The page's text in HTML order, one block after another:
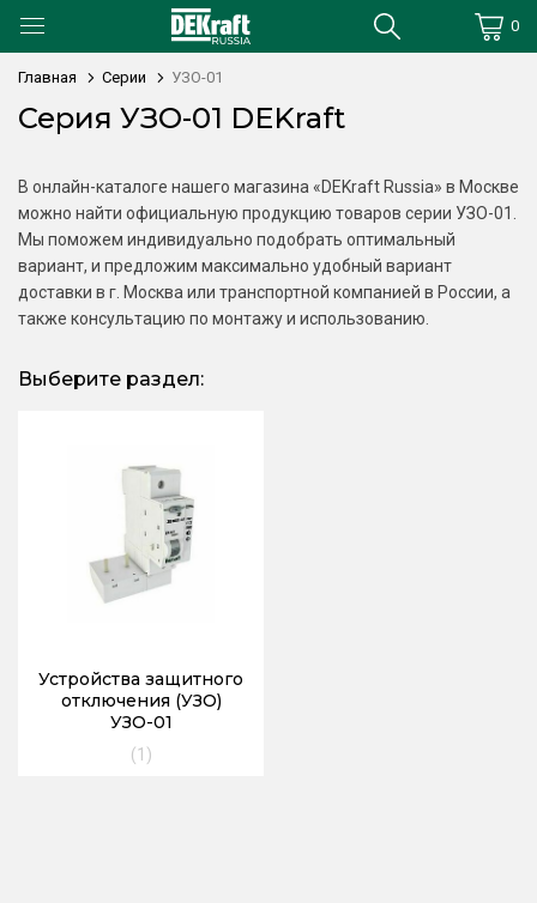
0
Главная Серии УЗО-01
Серия УЗО-01 DEKraft
В онлайн-каталоге нашего магазина «DEKraft Russia» в Москве
можно найти официальную продукцию товаров серии УЗО-01.
Мы поможем индивидуально подобрать оптимальный
вариант, и предложим максимально удобный вариант
доставки в г. Москва или транспортной компанией в России, а
также консультацию по монтажу и использованию.
Выберите раздел:
Устройства защитного
отключения (УЗО)
УЗО-01
(1)